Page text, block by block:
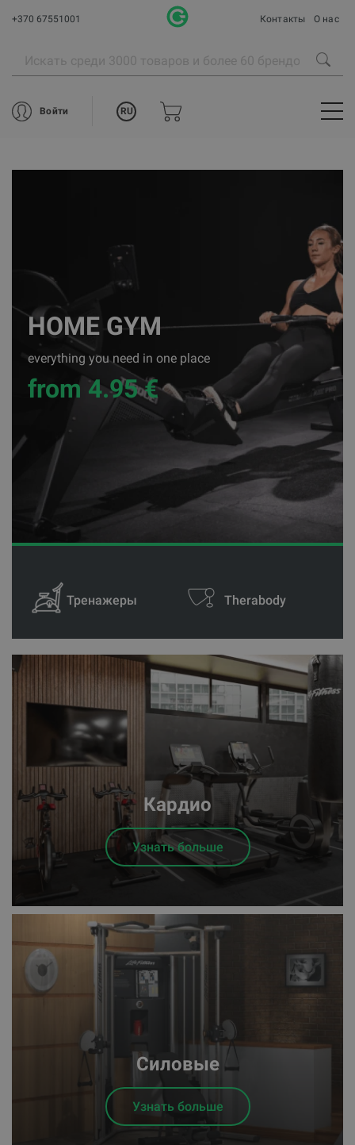
+370 67551001 Контакты О нас
Войти RU
HOME GYM
everything you need in one place
from 4.95 €
Тренажеры Therabody
Кардио
Узнать больше
Силовые
Узнать больше